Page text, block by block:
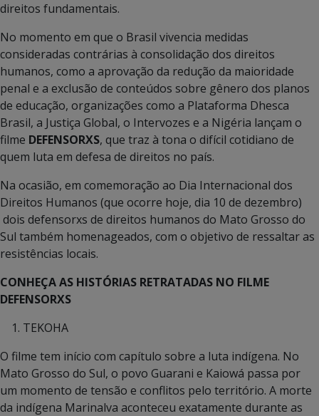
direitos fundamentais.
No momento em que o Brasil vivencia medidas
consideradas contrárias à consolidação dos direitos
humanos, como a aprovação da redução da maioridade
penal e a exclusão de conteúdos sobre gênero dos planos
de educação, organizações como a Plataforma Dhesca
Brasil, a Justiça Global, o Intervozes e a Nigéria lançam o
filme DEFENSORXS, que traz à tona o difícil cotidiano de
quem luta em defesa de direitos no país.
Na ocasião, em comemoração ao Dia Internacional dos
Direitos Humanos (que ocorre hoje, dia 10 de dezembro)
dois defensorxs de direitos humanos do Mato Grosso do
Sul também homenageados, com o objetivo de ressaltar as
resistências locais.
CONHEÇA AS HISTÓRIAS RETRATADAS NO FILME
DEFENSORXS
TEKOHA
O filme tem início com capítulo sobre a luta indígena. No
Mato Grosso do Sul, o povo Guarani e Kaiowá passa por
um momento de tensão e conflitos pelo território. A morte
da indígena Marinalva aconteceu exatamente durante as